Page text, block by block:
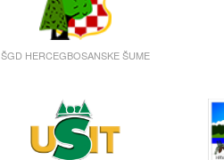
ŠGD HERCEGBOSANSKE ŠUME